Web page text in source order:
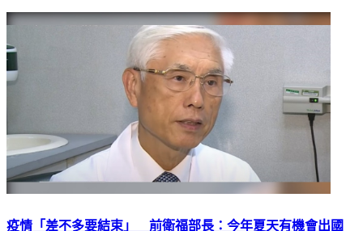
疫情「差不多要結束」 前衛福部長：今年夏天有機會出國